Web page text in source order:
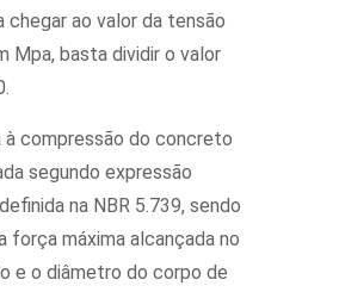
chegar ao valor da tensão
Mpa, basta dividir o valor
à compressão do concreto
segundo expressão
na NBR 5.739, sendo
força máxima alcançada no
e o diâmetro do corpo de